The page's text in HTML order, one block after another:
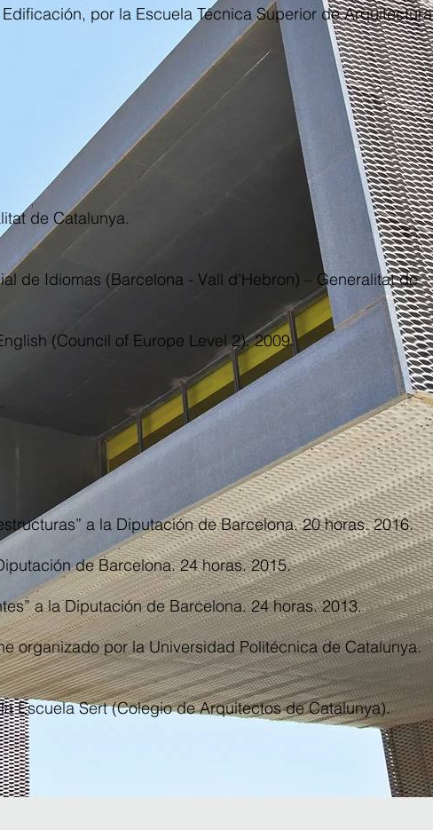
por la Escuela Técnica Superior de Arquitectura
de Catalunya.
de Idiomas (Barcelona - Vall d’Hebron) – Generalitat de
(Council of Europe Level 2). 2009.
a la Diputación de Barcelona. 20 horas. 2016.
de Barcelona. 24 horas. 2015.
a la Diputación de Barcelona. 24 horas. 2013.
organizado por la Universidad Politécnica de Catalunya.
Escuela Sert (Colegio de Arquitectos de Catalunya).